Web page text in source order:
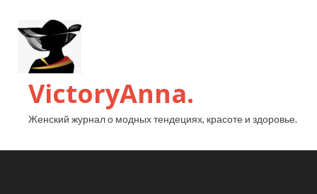
VictoryAnna.
Женский журнал о модных тендециях, красоте и здоровье.